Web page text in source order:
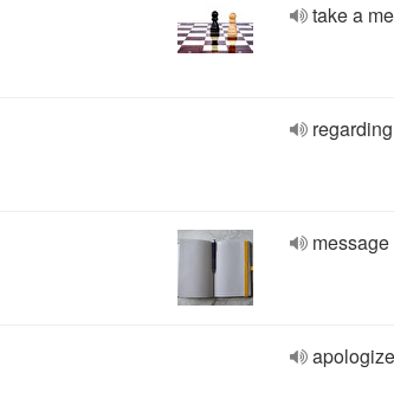
take a
regarding
message
apologize